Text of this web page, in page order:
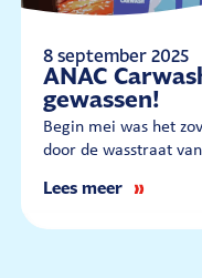
8 september 2025
ANAC
gewassen!
Begin mei was het
door de wasstraat
Lees meer